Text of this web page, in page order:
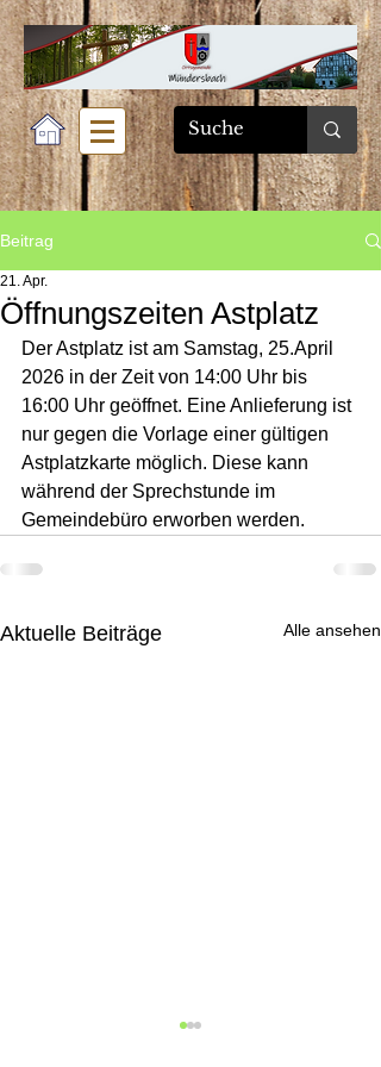
Beitrag
Öffnungszeiten Astplatz
21. Apr.
Der Astplatz ist am Samstag, 25.April
2026 in der Zeit von 14:00 Uhr bis
16:00 Uhr geöffnet. Eine Anlieferung ist
nur gegen die Vorlage einer gültigen
Astplatzkarte möglich. Diese kann
während der Sprechstunde im
Gemeindebüro erworben werden.
Aktuelle Beiträge Alle ansehen